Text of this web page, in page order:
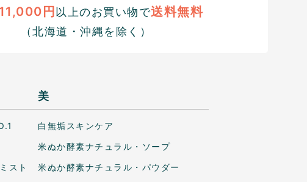
11,000円 以上のお買い物で送料無料
（北海道・沖縄を除く）
スト
美
白無垢スキンケア
米ぬか酵素ナチュラル・ソープ
米ぬか酵素ナチュラル・パウダー